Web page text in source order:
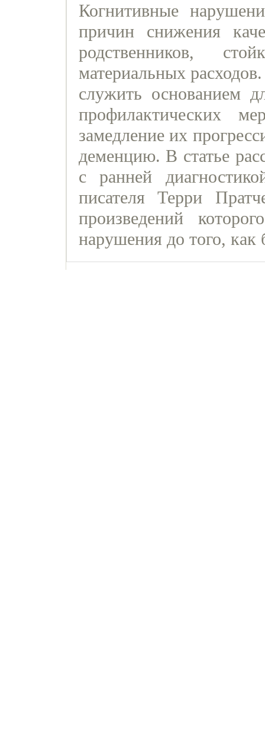
Когнитивные
причин снижения
родственников,
материальных
служить основанием
профилактических
замедление их
деменцию. В статье
с ранней
писателя Терри
произведений
нарушения до того,